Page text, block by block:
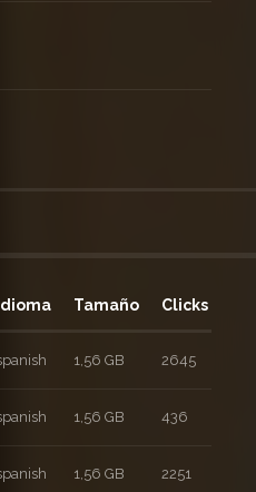
Idioma Tamaño Clicks
1,56 GB 2645
1,56 GB 436
1,56 GB 2251